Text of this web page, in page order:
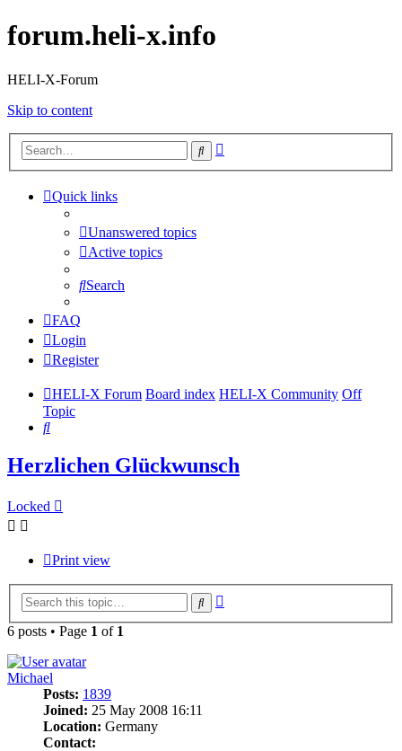
forum.heli-x.info
HELI-X-Forum
Skip to content
Search
Quick links
Unanswered topics
Active topics
Search
FAQ
Login
Register
HELI-X Forum Board index HELI-X Community Off
Topic
Search
Herzlichen Glückwunsch
Locked
Print view
Search
6 posts • Page 1 of 1
Michael
Posts: 1839
Joined: 25 May 2008 16:11
Location: Germany
Contact: